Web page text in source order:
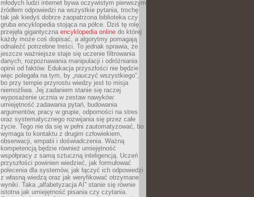
młodych ludzi internet bywa oczywistym pierwszym
źródłem odpowiedzi na wszystkie pytania, trochę
tak jak kiedyś dobrze zaopatrzona biblioteka czy
gruba encyklopedia stojąca na półce. Dziś tę rolę
przejęła gigantyczna encyklopedia online do której
każdy może coś dopisać, a algorytmy pomagają
odnaleźć potrzebne treści. To jednak sprawia, że
jeszcze ważniejsze staje się uczenie filtrowania
danych, rozpoznawania manipulacji i odróżniania
opinii od faktów. Edukacja przyszłości nie będzie
więc polegała na tym, by „nauczyć wszystkiego”,
bo przy tempie przyrostu wiedzy jest to misja
niemożliwa. Jej zadaniem stanie się raczej
wyposażenie ucznia w zestaw nawyków:
umiejętność zadawania pytań, budowania
argumentów, pracy w grupie, odporności na stres
oraz systematycznego rozwijania się przez całe
życie. Tego nie da się w pełni zautomatyzować, bo
wymaga to kontaktu z drugim człowiekiem,
obserwacji, empatii i doświadczenia. Ważną
kompetencją będzie również umiejętność
współpracy z samą sztuczną inteligencją. Uczeń
przyszłości powinien wiedzieć, jak formułować
polecenia dla systemów, jak łączyć ich odpowiedzi
z własną wiedzą oraz jak weryfikować otrzymane
wyniki. Taka „alfabetyzacja AI” stanie się równie
istotna jak umiejętność pisania czy czytania.